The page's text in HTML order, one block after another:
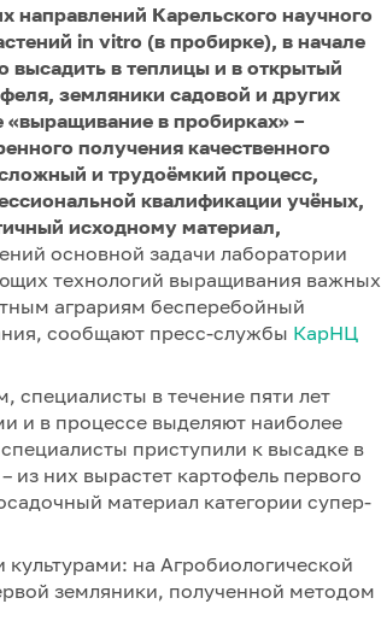
направлений Карельского научного
in vitro (в пробирке), в начале
высадить в теплицы и в открытый
земляники садовой и других
«выращивание в пробирках» –
получения качественного
и трудоёмкий процесс,
квалификации учёных,
исходному материал,
основной задачи лаборатории
технологий выращивания важных
аграриям бесперебойный
сообщают пресс-службы КарНЦ
специалисты в течение пяти лет
и в процессе выделяют наиболее
приступили к высадке в
них вырастет картофель первого
материал категории супер-
на Агробиологической
земляники, полученной методом